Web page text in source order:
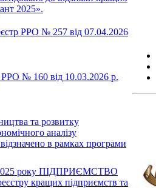
2025».
РРО № 257 від 07.04.2026
№ 160 від 10.03.2026 р.
та розвитку
аналізу
в рамках програми
2025 року ПІДПРИЄМСТВО
кращих підприємств та